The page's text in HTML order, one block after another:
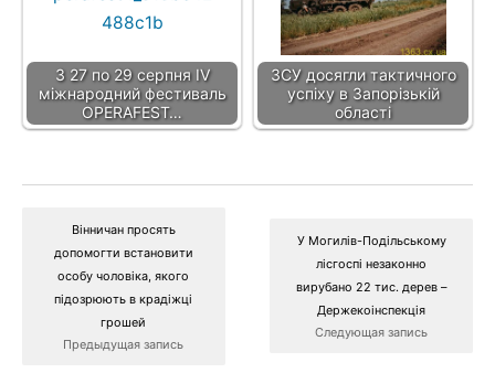
З 27 по 29 серпня IV
міжнародний фестиваль
OPERAFEST…
ЗСУ досягли тактичного
успіху в Запорізькій
області
Вінничан просять
допомогти встановити
особу чоловіка, якого
підозрюють в крадіжці
грошей
Предыдущая запись
У Могилів-Подільському
лісгоспі незаконно
вирубано 22 тис. дерев –
Держекоінспекція
Следующая запись